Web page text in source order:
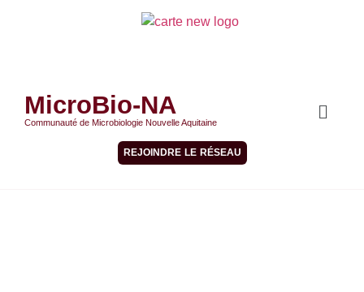
MicroBio-NA
Communauté de Microbiologie Nouvelle Aquitaine
REJOINDRE LE RÉSEAU